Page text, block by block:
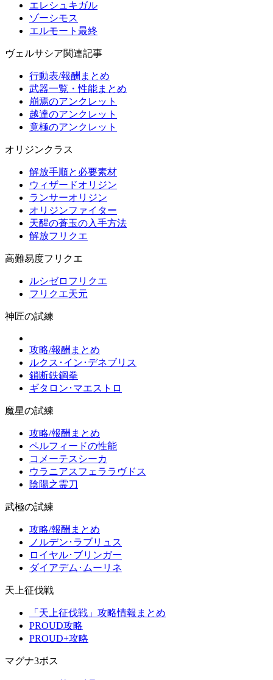
エレシュキガル
ゾーシモス
エルモート最終
ヴェルサシア関連記事
行動表/報酬まとめ
武器一覧・性能まとめ
崩焉のアンクレット
越達のアンクレット
竟極のアンクレット
オリジンクラス
解放手順と必要素材
ウィザードオリジン
ランサーオリジン
オリジンファイター
天醒の蒼玉の入手方法
解放フリクエ
高難易度フリクエ
ルシゼロフリクエ
フリクエ天元
神匠の試練
攻略/報酬まとめ
ルクス･イン･デネブリス
鎖断鉄鋼拳
ギタロン･マエストロ
魔星の試練
攻略/報酬まとめ
ペルフィードの性能
コメーテスシーカ
ウラニアスフェララヴドス
陰陽之霊刀
武極の試練
攻略/報酬まとめ
ノルデン･ラブリュス
ロイヤル･ブリンガー
ダイアデム･ムーリネ
天上征伐戦
「天上征伐戦」攻略情報まとめ
PROUD攻略
PROUD+攻略
マグナ3ボス